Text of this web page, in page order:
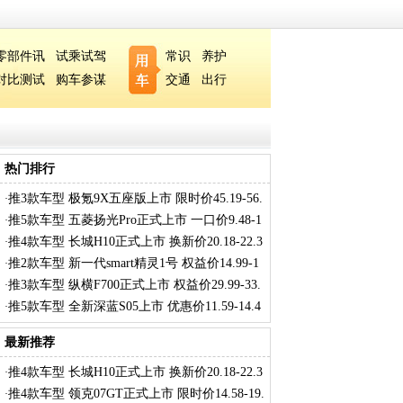
部件讯
试乘试驾
比测试
购车参谋
常识
养护
交通
出行
热门排行
·推3款车型 极氪9X五座版上市 限时价45.19-56.
·推5款车型 五菱扬光Pro正式上市 一口价9.48-1
·推4款车型 长城H10正式上市 换新价20.18-22.3
·推2款车型 新一代smart精灵1号 权益价14.99-1
·推3款车型 纵横F700正式上市 权益价29.99-33.
·推5款车型 全新深蓝S05上市 优惠价11.59-14.4
最新推荐
·推4款车型 长城H10正式上市 换新价20.18-22.3
·推4款车型 领克07GT正式上市 限时价14.58-19.